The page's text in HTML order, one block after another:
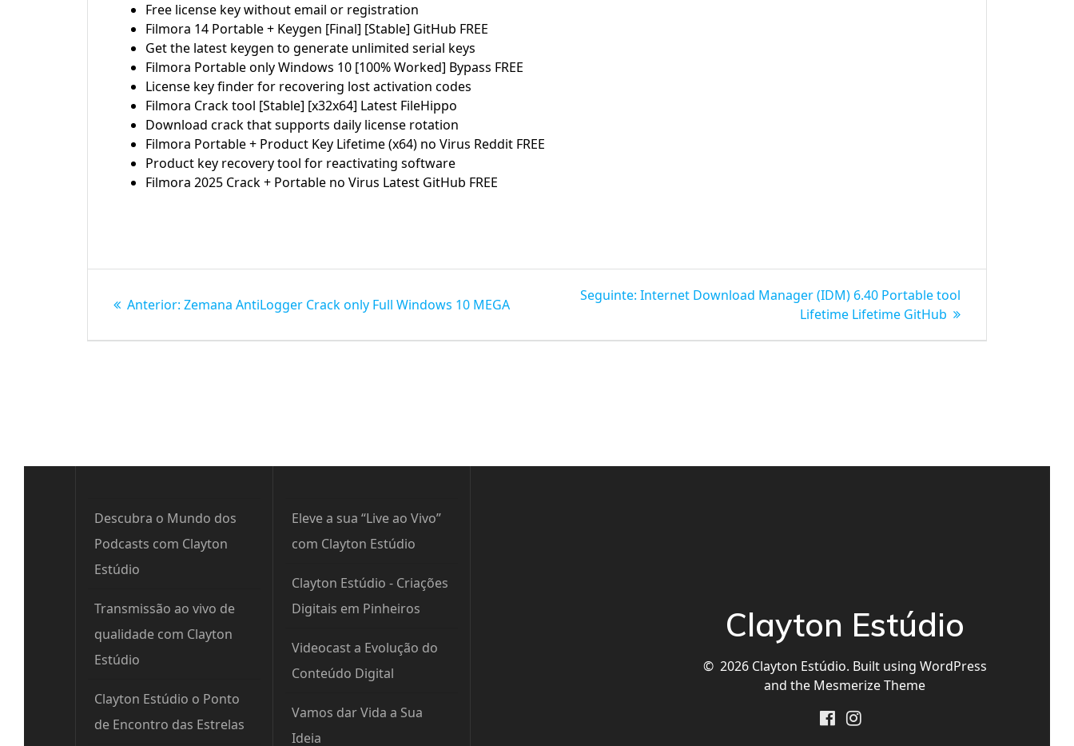
Free license key without email or registration
Filmora 14 Portable + Keygen [Final] [Stable] GitHub FREE
Get the latest keygen to generate unlimited serial keys
Filmora Portable only Windows 10 [100% Worked] Bypass FREE
License key finder for recovering lost activation codes
Filmora Crack tool [Stable] [x32x64] Latest FileHippo
Download crack that supports daily license rotation
Filmora Portable + Product Key Lifetime (x64) no Virus Reddit FREE
Product key recovery tool for reactivating software
Filmora 2025 Crack + Portable no Virus Latest GitHub FREE
Anterior: Post
Zemana AntiLogger Crack only Full Windows 10 MEGA
Seguinte: Post
Internet Download Manager (IDM) 6.40 Portable tool
Lifetime Lifetime GitHub
Descubra o Mundo dos
Podcasts com Clayton
Estúdio
Transmissão ao vivo de
qualidade com Clayton
Estúdio
Clayton Estúdio o Ponto
de Encontro das Estrelas
Eleve a sua “Live ao Vivo”
com Clayton Estúdio
Clayton Estúdio - Criações
Digitais em Pinheiros
Videocast a Evolução do
Conteúdo Digital
Vamos dar Vida a Sua
Ideia
Clayton Estúdio
© 2026 Clayton Estúdio. Built using WordPress
and the Mesmerize Theme